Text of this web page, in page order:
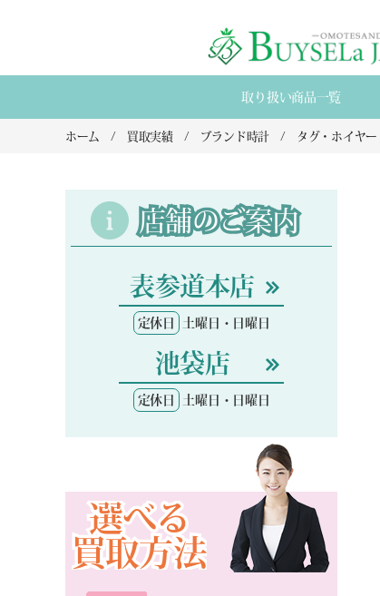
取り扱い商品一覧
ホーム 買取実績 ブランド時計 タグ・ホイヤー
店舗のご案内
表参道本店
定休日 土曜日・日曜日
池袋店
定休日 土曜日・日曜日
選べる
買取方法